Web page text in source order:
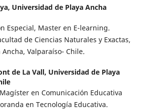
Universidad de Playa Ancha
Especial, Master en E-learning.
de Ciencias Naturales y Exactas,
Valparaíso- Chile.
de La Vall, Universidad de Playa
en Comunicación Educativa
en Tecnología Educativa.